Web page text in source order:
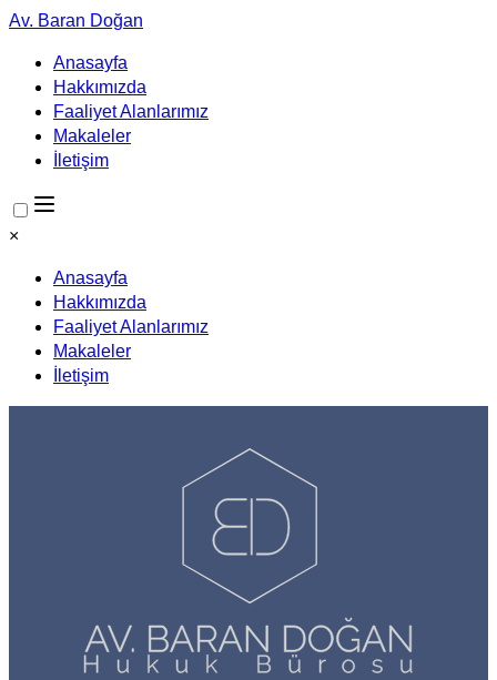
Av. Baran Doğan
Anasayfa
Hakkımızda
Faaliyet Alanlarımız
Makaleler
İletişim
×
Anasayfa
Hakkımızda
Faaliyet Alanlarımız
Makaleler
İletişim